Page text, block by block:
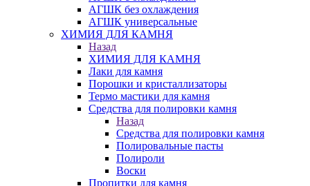
АГШК без охлаждения
АГШК универсальные
ХИМИЯ ДЛЯ КАМНЯ
Назад
ХИМИЯ ДЛЯ КАМНЯ
Лаки для камня
Порошки и кристаллизаторы
Термо мастики для камня
Средства для полировки камня
Назад
Средства для полировки камня
Полировальные пасты
Полироли
Воски
Пропитки для камня